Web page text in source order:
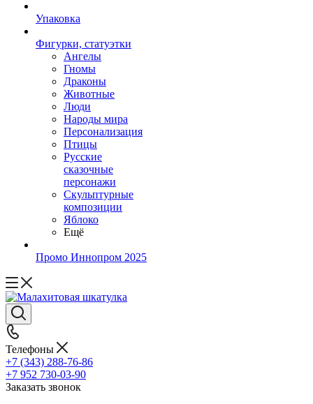
Упаковка
Фигурки, статуэтки
Ангелы
Гномы
Драконы
Животные
Люди
Народы мира
Персонализация
Птицы
Русские
сказочные
персонажи
Скульптурные
композиции
Яблоко
Ещё
Промо Иннопром 2025
Телефоны
+7 (343) 288-76-86
+7 952 730-03-90
Заказать звонок